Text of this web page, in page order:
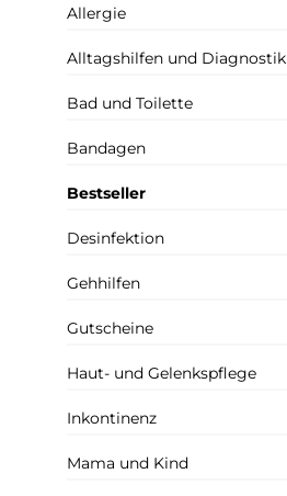
Allergie
Alltagshilfen und Diagnostik
Bad und Toilette
Bandagen
Bestseller
Desinfektion
Gehhilfen
Gutscheine
Haut- und Gelenkspflege
Inkontinenz
Mama und Kind